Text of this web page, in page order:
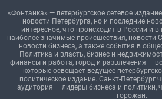
«Фонтанка» — петербургское сетевое
новости Петербурга, но и последние
интересное, что происходит в России и
наиболее значимые происшествия, новости
новости бизнеса, а также события в
Политика и власть, бизнес и
финансы и работа, город и развлечения —
которые освещает ведущее
политическое издание. Санкт-Петербург
аудитория — лидеры бизнеса и политики,
горожан.